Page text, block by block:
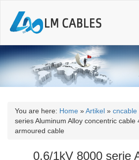
You are here: Home »Artikel » cncable
series Aluminum Alloy concentric cable
armoured cable
0.6/1kV 8000 serie